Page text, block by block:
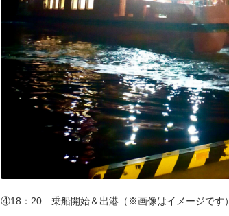
④18：20 乗船開始＆出港（※画像はイメージです）